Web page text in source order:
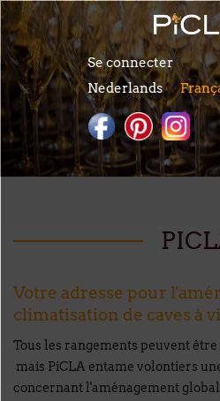
Aller au contenu principal
Se connecter
Nederlands
Votre adresse pour
climatisation de caves à
Tous les rangements peuvent être
mais PiCLA entame volontiers
concernant l'aménagement